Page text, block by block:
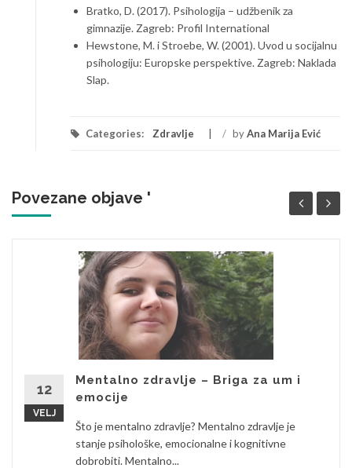
Bratko, D. (2017). Psihologija – udžbenik za
gimnazije. Zagreb: Profil International
Hewstone, M. i Stroebe, W. (2001). Uvod u socijalnu
psihologiju: Europske perspektive. Zagreb: Naklada
Slap.
Categories: Zdravlje / byAna Marija Ević
Povezane objave '
12
VELJ
Mentalno zdravlje – Briga za um i
emocije
Što je mentalno zdravlje? Mentalno zdravlje je
stanje psihološke, emocionalne i kognitivne
dobrobiti. Mentalno...